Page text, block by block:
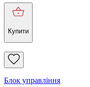
Купити
Блок управління